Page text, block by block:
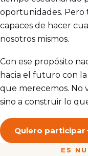
oportunidades. Pero
capaces de hacer
nosotros mismos.
Con ese propósito
hacia el futuro con
que merecemos. No
sino a construir lo
Quiero participar
ES